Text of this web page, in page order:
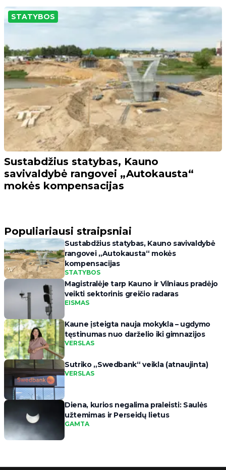
STATYBOS
Sustabdžius statybas, Kauno
savivaldybė rangovei „Autokausta“
mokės kompensacijas
Populiariausi straipsniai
Sustabdžius statybas, Kauno savivaldybė
rangovei „Autokausta“ mokės
kompensacijas
STATYBOS
Magistralėje tarp Kauno ir Vilniaus pradėjo
veikti sektorinis greičio radaras
EISMAS
Kaune įsteigta nauja mokykla – ugdymo
tęstinumas nuo darželio iki gimnazijos
VERSLAS
Sutriko „Swedbank“ veikla (atnaujinta)
VERSLAS
Diena, kurios negalima praleisti: Saulės
užtemimas ir Perseidų lietus
GAMTA